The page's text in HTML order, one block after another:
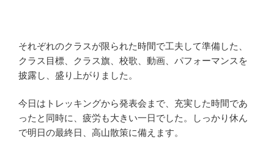
それぞれのクラスが限られた時間で工夫して準備した、
クラス目標、クラス旗、校歌、動画、パフォーマンスを
披露し、盛り上がりました。
今日はトレッキングから発表会まで、充実した時間であ
ったと同時に、疲労も大きい一日でした。しっかり休ん
で明日の最終日、高山散策に備えます。